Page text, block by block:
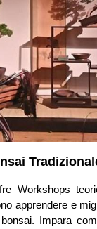
Workshops
apprendere e
Impara